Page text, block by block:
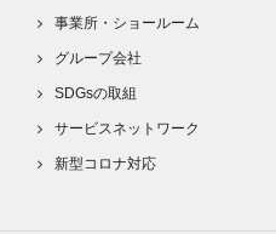
事業所・ショールーム
グループ会社
SDGsの取組
サービスネットワーク
新型コロナ対応